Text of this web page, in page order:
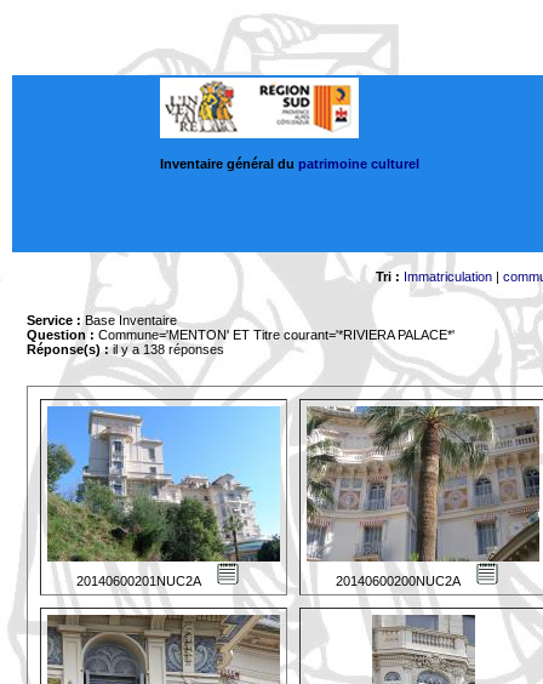
Inventaire général du patrimoine culturel
Tri : Immatriculation|
Service : Base Inventaire
Question : Commune='MENTON' ET Titre courant='*RIVIERA PALACE*'
Réponse(s) :il y a 138 réponses
20140600201NUC2A 20140600200NUC2A